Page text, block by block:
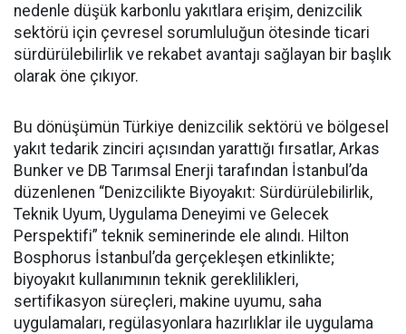
nedenle düşük karbonlu yakıtlara erişim, denizcilik
sektörü için çevresel sorumluluğun ötesinde ticari
sürdürülebilirlik ve rekabet avantajı sağlayan bir başlık
olarak öne çıkıyor.
Bu dönüşümün Türkiye denizcilik sektörü ve bölgesel
yakıt tedarik zinciri açısından yarattığı fırsatlar, Arkas
Bunker ve DB Tarımsal Enerji tarafından İstanbul’da
düzenlenen “Denizcilikte Biyoyakıt: Sürdürülebilirlik,
Teknik Uyum, Uygulama Deneyimi ve Gelecek
Perspektifi” teknik seminerinde ele alındı. Hilton
Bosphorus İstanbul’da gerçekleşen etkinlikte;
biyoyakıt kullanımının teknik gereklilikleri,
sertifikasyon süreçleri, makine uyumu, saha
uygulamaları, regülasyonlara hazırlıklar ile uygulama